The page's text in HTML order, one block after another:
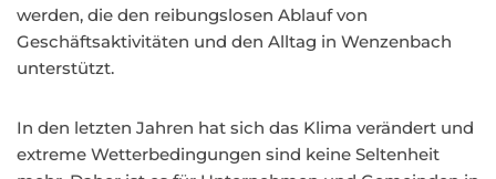
werden, die den reibungslosen Ablauf von
Geschäftsaktivitäten und den Alltag in Wenzenbach
unterstützt.
In den letzten Jahren hat sich das Klima verändert und
extreme Wetterbedingungen sind keine Seltenheit